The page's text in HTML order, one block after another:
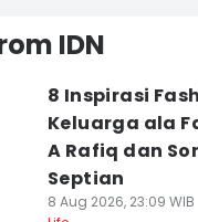
IDN
8 Inspirasi
Keluarga ala
A Rafiq dan
Septian
8 Aug 2026, 23:09 WIB